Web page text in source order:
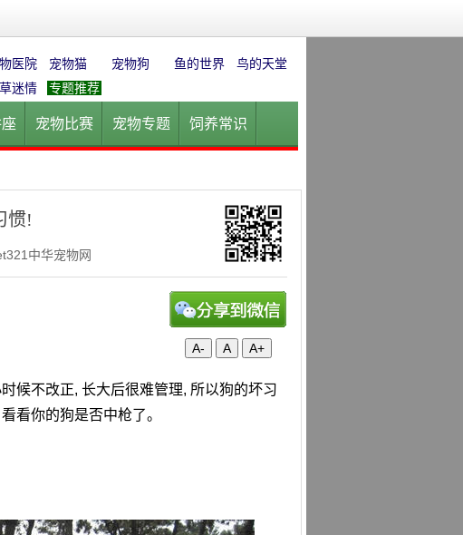
医院 宠物猫 宠物狗 鱼的世界
鸟的天堂
迷情 专题推荐
宠物比赛 宠物专题 饲养常识
惯!
中华宠物网
A- A A+
候不改正, 长大后很难管理, 所以狗的坏习
看你的狗是否中枪了。